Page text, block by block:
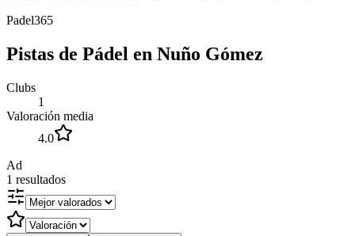
Padel365
Pistas de Pádel en Nuño Gómez
Clubs
1
Valoración media
4.0
Ad
1 resultados